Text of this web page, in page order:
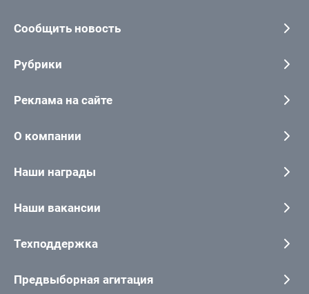
Сообщить новость
Рубрики
Реклама на сайте
О компании
Наши награды
Наши вакансии
Техподдержка
Предвыборная агитация